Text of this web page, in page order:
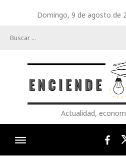
Domingo, 9 de agosto de
Actualidad,